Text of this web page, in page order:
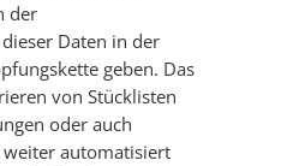
der
Daten in der
geben. Das
von Stücklisten
oder auch
automatisiert